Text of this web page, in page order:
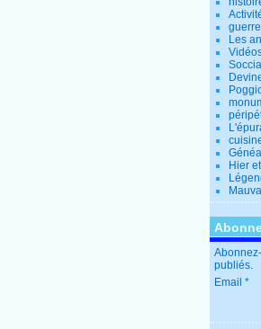
Les
Soccia
Hier
publiés.
Email